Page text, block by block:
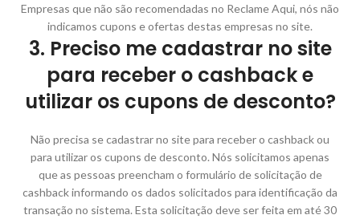
Empresas que não são recomendadas no Reclame Aqui, nós não
indicamos cupons e ofertas destas empresas no site.
3. Preciso me cadastrar no site
para receber o cashback e
utilizar os cupons de desconto?
Não precisa se cadastrar no site para receber o cashback ou
para utilizar os cupons de desconto. Nós solicitamos apenas
que as pessoas preencham o formulário de solicitação de
cashback informando os dados solicitados para identificação da
transação no sistema. Esta solicitação deve ser feita em até 30